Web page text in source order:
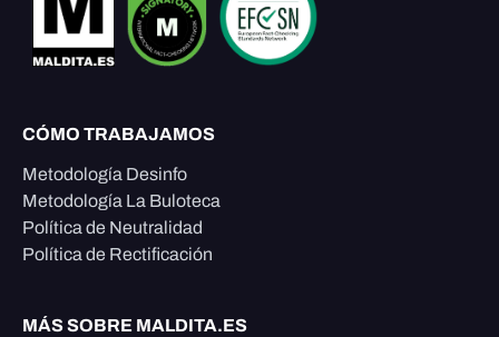
CÓMO TRABAJAMOS
Metodología Desinfo
Metodología La Buloteca
Política de Neutralidad
Política de Rectificación
MÁS SOBRE MALDITA.ES